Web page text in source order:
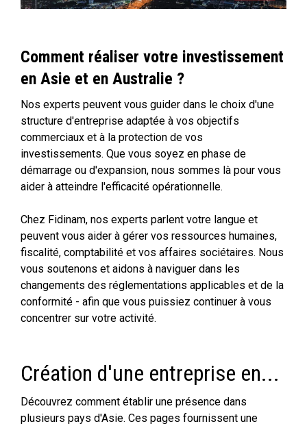
Comment réaliser votre investissement
en Asie et en Australie ?
Nos experts peuvent vous guider dans le choix d'une
structure d'entreprise adaptée à vos objectifs
commerciaux et à la protection de vos
investissements. Que vous soyez en phase de
démarrage ou d'expansion, nous sommes là pour vous
aider à atteindre l'efficacité opérationnelle.
Chez Fidinam, nos experts parlent votre langue et
peuvent vous aider à gérer vos ressources humaines,
fiscalité, comptabilité et vos affaires sociétaires. Nous
vous soutenons et aidons à naviguer dans les
changements des réglementations applicables et de la
conformité - afin que vous puissiez continuer à vous
concentrer sur votre activité.
Création d'une entreprise en...
Découvrez comment établir une présence dans
plusieurs pays d'Asie. Ces pages fournissent une